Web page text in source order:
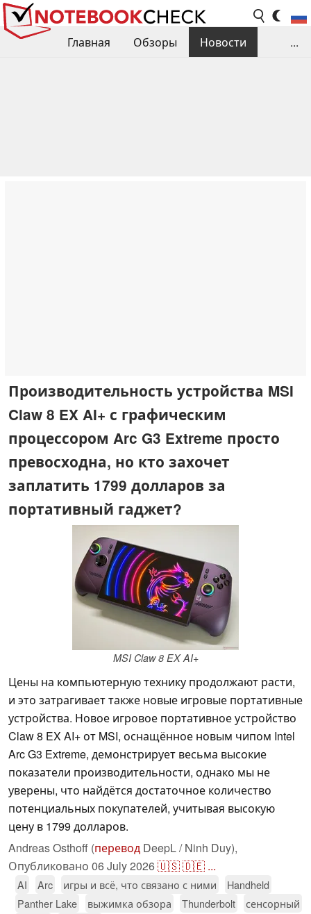
Главная Обзоры
Новости
...
Производительность устройства MSI
Claw 8 EX AI+ с графическим
процессором Arc G3 Extreme просто
превосходна, но кто захочет
заплатить 1799 долларов за
портативный гаджет?
MSI Claw 8 EX AI+
Цены на компьютерную технику продолжают расти,
и это затрагивает также новые игровые портативные
устройства. Новое игровое портативное устройство
Claw 8 EX AI+ от MSI, оснащённое новым чипом Intel
Arc G3 Extreme, демонстрирует весьма высокие
показатели производительности, однако мы не
уверены, что найдётся достаточное количество
потенциальных покупателей, учитывая высокую
цену в 1799 долларов.
Andreas Osthoff (перевод DeepL / Ninh Duy),
Опубликовано 06 July 2026🇺🇸🇩🇪 ...
AI Arc игры и всё, что связано с ними
Handheld
Panther Lake
выжимка обзора Thunderbolt
сенсорный